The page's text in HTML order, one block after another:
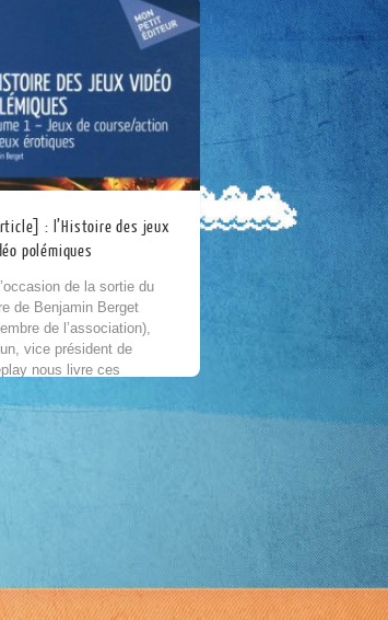
: l’Histoire des jeux
polémiques
de la sortie du
de Benjamin Berget
de l’association),
vice président de
nous livre ces
avons rencontré